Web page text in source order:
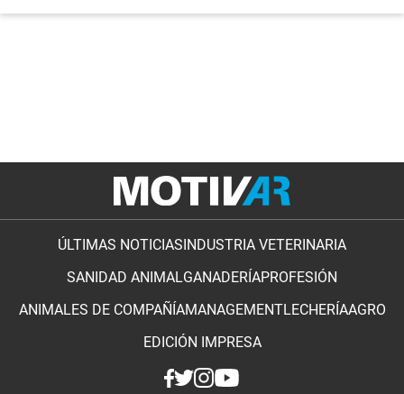
ÚLTIMAS NOTICIAS INDUSTRIA VETERINARIA
SANIDAD ANIMALGANADERÍAPROFESIÓN
ANIMALES DE COMPAÑÍAMANAGEMENTLECHERÍAAGRO
EDICIÓN IMPRESA